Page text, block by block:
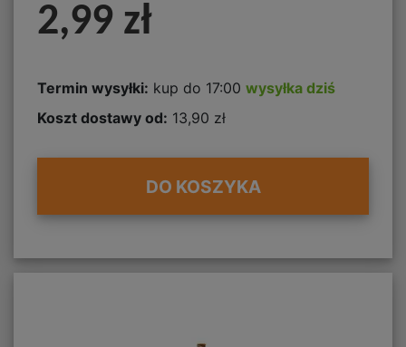
2,99 zł
Termin wysyłki: kup do 17:00 wysyłka dziś
Koszt dostawy od: 13,90 zł
DO KOSZYKA